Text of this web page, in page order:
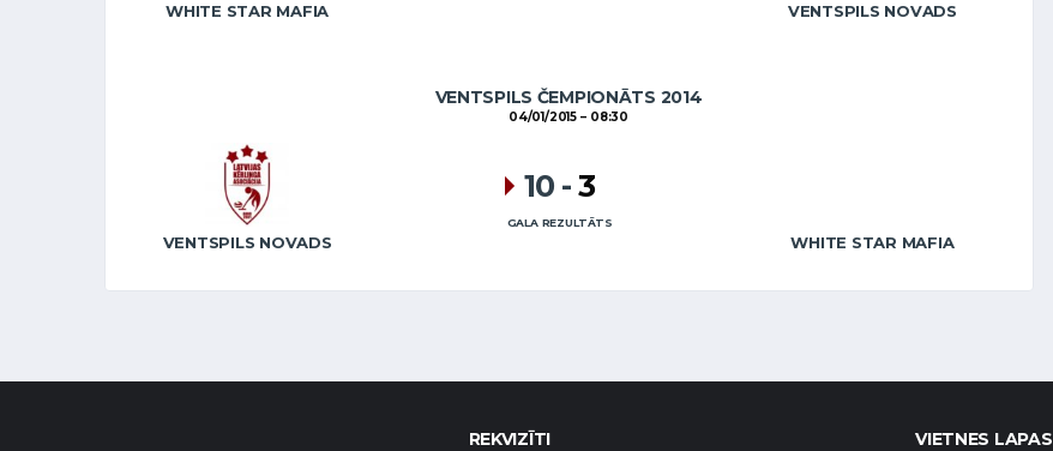
WHITE STAR MAFIA VENTSPILS NOVADS
VENTSPILS ČEMPIONĀTS 2014
04/01/2015 08:30
VENTSPILS NOVADS WHITE STAR MAFIA
10 -3
GALA REZULTĀTS
REKVIZĪTI VIETNES LAPAS